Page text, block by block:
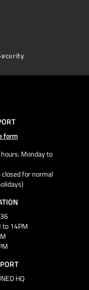
form
Monday to
for normal
to 14PM
HQ